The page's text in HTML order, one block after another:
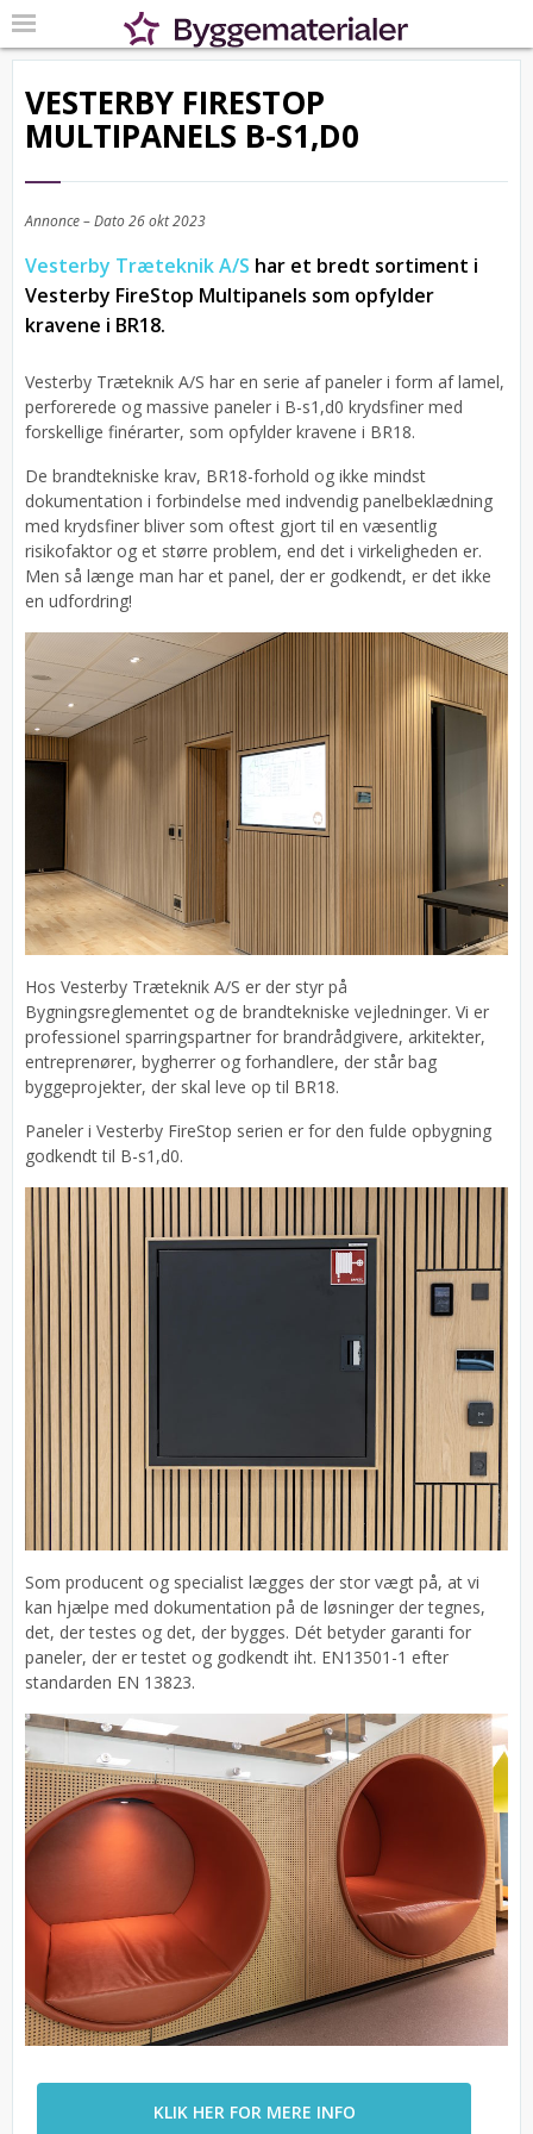
VESTERBY FIRESTOP
MULTIPANELS B-S1,D0
Annonce – Dato26 okt 2023
Vesterby Træteknik A/S har et bredt sortiment i
Vesterby FireStop Multipanels som opfylder
kravene i BR18.
Vesterby Træteknik A/S har en serie af paneler i form af lamel,
perforerede og massive paneler i B-s1,d0 krydsfiner med
forskellige finérarter, som opfylder kravene i BR18.
De brandtekniske krav, BR18-forhold og ikke mindst
dokumentation i forbindelse med indvendig panelbeklædning
med krydsfiner bliver som oftest gjort til en væsentlig
risikofaktor og et større problem, end det i virkeligheden er.
Men så længe man har et panel, der er godkendt, er det ikke
en udfordring!
Hos Vesterby Træteknik A/S er der styr på
Bygningsreglementet og de brandtekniske vejledninger. Vi er
professionel sparringspartner for brandrådgivere, arkitekter,
entreprenører, bygherrer og forhandlere, der står bag
byggeprojekter, der skal leve op til BR18.
Paneler i Vesterby FireStop serien er for den fulde opbygning
godkendt til B-s1,d0.
Som producent og specialist lægges der stor vægt på, at vi
kan hjælpe med dokumentation på de løsninger der tegnes,
det, der testes og det, der bygges. Dét betyder garanti for
paneler, der er testet og godkendt iht. EN13501-1 efter
standarden EN 13823.
KLIK HER FOR MERE INFO